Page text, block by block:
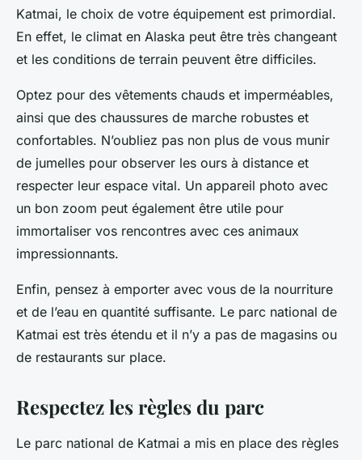
Katmai, le choix de votre équipement est primordial.
En effet, le climat en Alaska peut être très changeant
et les conditions de terrain peuvent être difficiles.
Optez pour des vêtements chauds et imperméables,
ainsi que des chaussures de marche robustes et
confortables. N’oubliez pas non plus de vous munir
de jumelles pour observer les ours à distance et
respecter leur espace vital. Un appareil photo avec
un bon zoom peut également être utile pour
immortaliser vos rencontres avec ces animaux
impressionnants.
Enfin, pensez à emporter avec vous de la nourriture
et de l’eau en quantité suffisante. Le parc national de
Katmai est très étendu et il n’y a pas de magasins ou
de restaurants sur place.
Respectez les règles du parc
Le parc national de Katmai a mis en place des règles